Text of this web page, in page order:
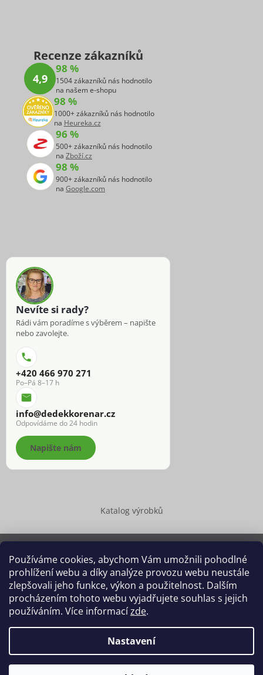
Používáme cookies, abychom Vám umožnili pohodlné
prohlížení webu a díky analýze provozu webu neustále
zlepšovali jeho funkce, výkon a použitelnost. Dalším
procházením tohoto webu vyjadřujete souhlas s jejich
používáním. Více informacízde.
Nastavení
Recenze zákazníků
4,9
98 %
1504 zákazníků nás hodnotilo
na našem e-shopu
98 %
1000+ zákazníků nás hodnotilo
na Heureka.cz
96 %
500+ zákazníků nás hodnotilo
na Zboží.cz
98 %
900+ zákazníků nás hodnotilo
na Google.com
Nevíte si rady?
Rádi vám poradíme s výběrem – napište
nebo zavolejte.
+420 466 970 271
Po–Pá 8–17 h
info@dedekkorenar.cz
Odpovídáme do 24 hodin
Napište nám
Katalog výrobků
Copyright 2026 Dědek kořenář®
. Všechna práva vyhrazena.
Upravit nastavení cookies
Grafický návrh vytvořil a na Shoptet implementoval
Shoptetak.cz.
Vytvořil Shoptet